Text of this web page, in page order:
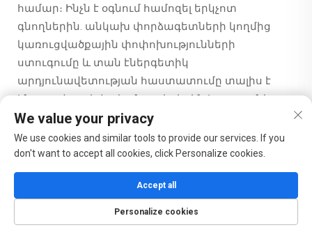
համար։ Ինչն է օգնում համոզել երկչոտ
գնողներին. անկախ փորձագետների կողմից
կառուցվածքային փոփոխությունների
ստուգումը և տան էներգետիկ
արդյունավետության հաստատումը տալիս է
հնարավոր սեփականատերերին հոգ չտանելու
այն բանի մասին, որ նրանց ներդրումը կտևի
տարիներ առաջ։
Ինչպես վերամշակված նյութերն ու
ինտելեկտուալ տեխնոլոգիաները
ձևավորում են կայուն կենսակերպի
We value your privacy
We use cookies and similar tools to provide our services. If you
don't want to accept all cookies, click Personalize cookies.
Personalize cookies
Accept all